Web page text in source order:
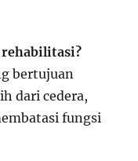
rehabilitasi?
bertujuan
dari cedera,
fungsi